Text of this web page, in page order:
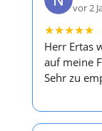
vor 2
★★★★★
Herr Ertas
auf meine
Sehr zu